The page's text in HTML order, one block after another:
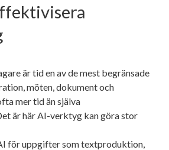
är tid en av de mest begränsade
möten, dokument och
mer tid än själva
är här AI-verktyg kan göra stor
för uppgifter som textproduktion,